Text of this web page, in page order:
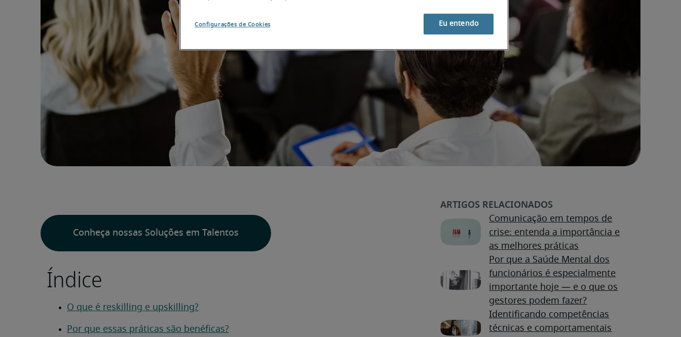
Conheça nossas Soluções em Talentos
Índice
O que é reskilling e upskilling?
Por que essas práticas são benéficas?
Comunicação em tempos de
crise: entenda a importância e
as melhores práticas
Por que a Saúde Mental dos
funcionários é especialmente
importante hoje — e o que os
gestores podem fazer?
Identificando competências
técnicas e comportamentais
Configurações de Cookies Eu entendo